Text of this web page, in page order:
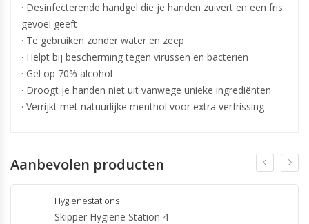
· Desinfecterende handgel die je handen zuivert en een fris
gevoel geeft
· Te gebruiken zonder water en zeep
· Helpt bij bescherming tegen virussen en bacteriën
· Gel op 70% alcohol
· Droogt je handen niet uit vanwege unieke ingrediënten
· Verrijkt met natuurlijke menthol voor extra verfrissing
Aanbevolen producten
Hygiënestations
Skipper Hygiëne Station 4